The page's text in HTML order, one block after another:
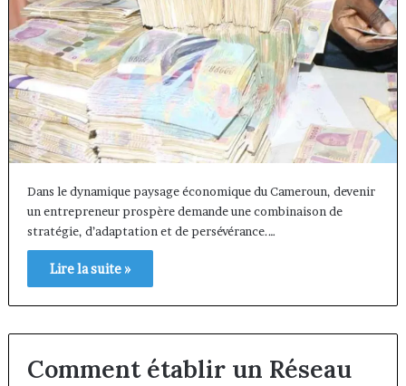
Dans le dynamique paysage économique du Cameroun, devenir
un entrepreneur prospère demande une combinaison de
stratégie, d’adaptation et de persévérance.…
Lire la suite »
Comment établir un Réseau